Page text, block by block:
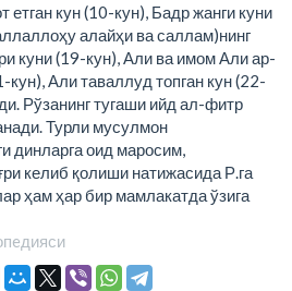
кун (10-кун), Бадр жанги куни
алайҳи ва саллам)нинг
куни (19-кун), Али ва имом Али ар-
кун), Али таваллуд топган кун (22-
Рўзанинг тугаши ийд ал-фитр
Турли мусулмон
динларга оид маросим,
келиб қолиши натижасида Р.га
ҳам ҳар бир мамлакатда ўзига